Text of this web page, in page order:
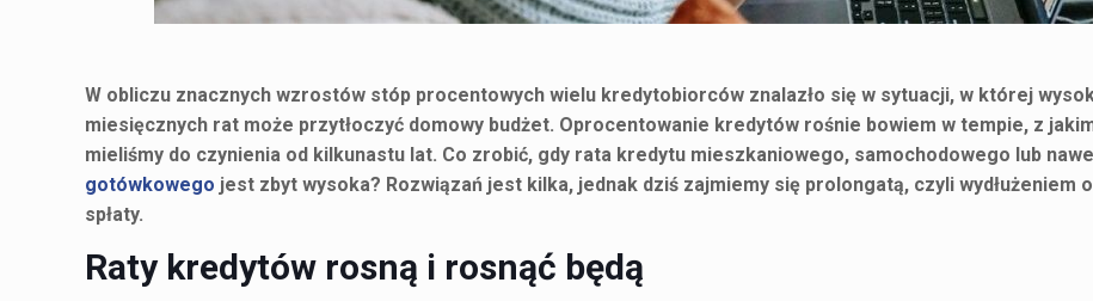
W obliczu znacznych wzrostów stóp procentowych wielu kredytobiorców znalazło się w sytuacji, w której
miesięcznych rat może przytłoczyć domowy budżet. Oprocentowanie kredytów rośnie bowiem w tempie, z
mieliśmy do czynienia od kilkunastu lat. Co zrobić, gdy rata kredytu mieszkaniowego, samochodowego lub
gotówkowego jest zbyt wysoka? Rozwiązań jest kilka, jednak dziś zajmiemy się prolongatą, czyli wydłużeniem
spłaty.
Raty kredytów rosną i rosnąć będą